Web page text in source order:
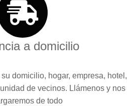
a domicilio
domicilio, hogar, empresa, hotel,
de vecinos. Llámenos y nos
de todo